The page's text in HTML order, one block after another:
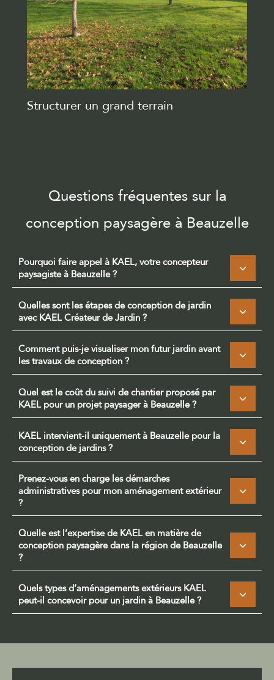
Structurer un grand terrain
Questions fréquentes sur la
conception paysagère à Beauzelle
Pourquoi faire appel à KAEL, votre concepteur
paysagiste à Beauzelle ?
Quelles sont les étapes de conception de jardin
avec KAEL Créateur de Jardin ?
Comment puis-je visualiser mon futur jardin avant
les travaux de conception ?
Quel est le coût du suivi de chantier proposé par
KAEL pour un projet paysager à Beauzelle ?
KAEL intervient-il uniquement à Beauzelle pour la
conception de jardins ?
Prenez-vous en charge les démarches
administratives pour mon aménagement extérieur
?
Quelle est l’expertise de KAEL en matière de
conception paysagère dans la région de Beauzelle
?
Quels types d’aménagements extérieurs KAEL
peut-il concevoir pour un jardin à Beauzelle ?